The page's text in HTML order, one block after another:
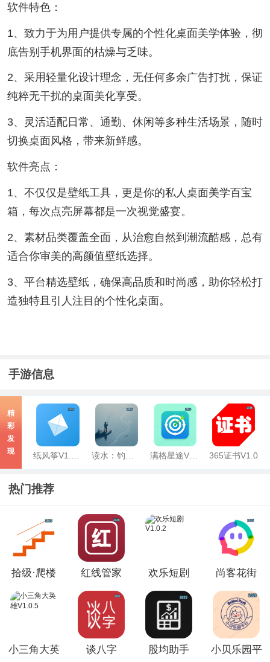
软件特色：
1、致力于为用户提供专属的个性化桌面美学体验，彻
底告别手机界面的枯燥与乏味。
2、采用轻量化设计理念，无任何多余广告打扰，保证
纯粹无干扰的桌面美化享受。
3、灵活适配日常、通勤、休闲等多种生活场景，随时
切换桌面风格，带来新鲜感。
软件亮点：
1、不仅仅是壁纸工具，更是你的私人桌面美学百宝
箱，每次点亮屏幕都是一次视觉盛宴。
2、素材品类覆盖全面，从治愈自然到潮流酷感，总有
适合你审美的高颜值壁纸选择。
3、平台精选壁纸，确保高品质和时尚感，助你轻松打
造独特且引人注目的个性化桌面。
手游信息
精
彩
发
现
纸风筝V1.0.1 读水：钓鱼读水与复盘V0.3 满格星途V1.0 365证书V1.0
热门推荐
拾级·爬楼
红线管家
欢乐短剧
尚客花街
小三角大英
谈八字
股均助手
小贝乐园平